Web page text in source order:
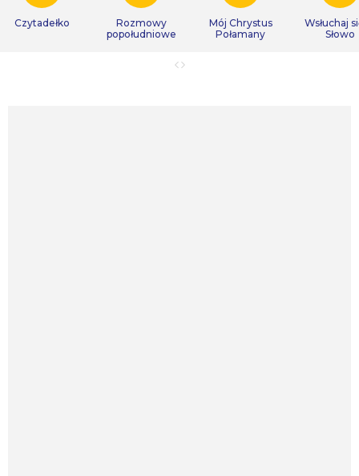
Czytadełko
Rozmowy
popołudniowe
Mój Chrystus
Połamany
Wsłuchaj
Słowo